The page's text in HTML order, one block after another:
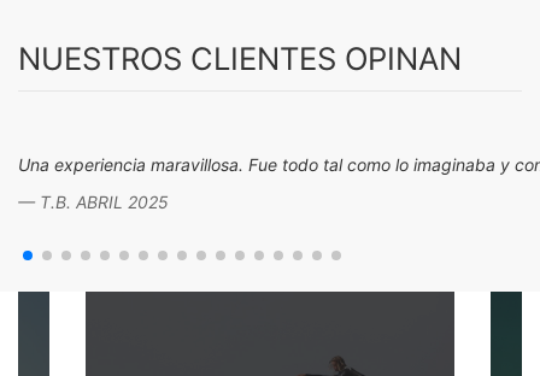
NUESTROS CLIENTES OPINAN
Una experiencia maravillosa. Fue todo tal como lo imaginaba y
T.B. ABRIL 2025